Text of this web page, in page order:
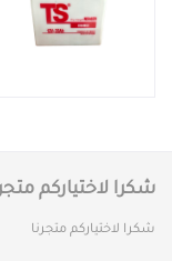
شكرا لاختياركم
شكرا لاختياركم متجرنا